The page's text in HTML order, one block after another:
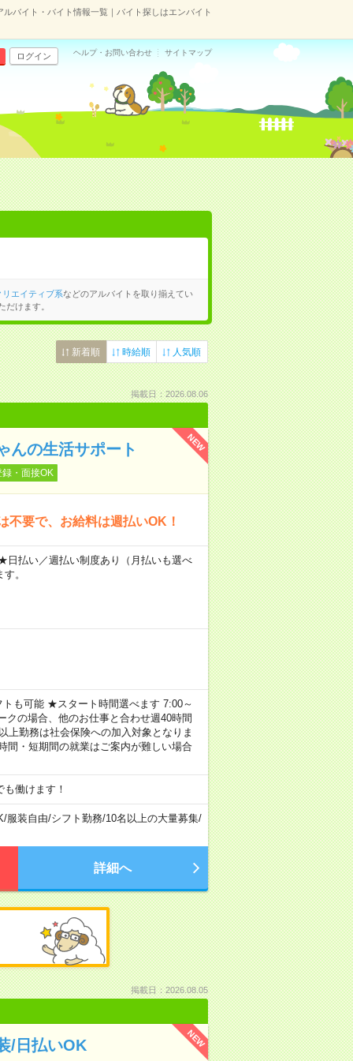
ルバイト・バイト情報一覧｜バイト探しはエンバイト
ログイン ヘルプ・お問い合わせ サイトマップ
リエイティブ系などのアルバイトを取り揃えてい
だけます。
新着順 時給順 人気順
掲載日：2026.08.06
NEW
んの生活サポート
・面接OK
要で、お給料は週払いOK！
払い／週払い制度あり（月払いも選べ
。
も可能 ★スタート時間選べます 7:00～
の場合、他のお仕事と合わせ週40時間
勤務は社会保険への加入対象となりま
・短期間の就業はご案内が難しい場合
働けます！
/服装自由/シフト勤務/10名以上の大量募集/
詳細へ
掲載日：2026.08.05
NEW
/日払いOK